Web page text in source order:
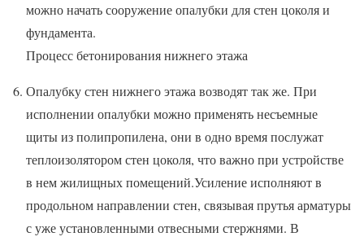
можно начать сооружение опалубки для стен цоколя и
фундамента.
Процесс бетонирования нижнего этажа
Опалубку стен нижнего этажа возводят так же. При
исполнении опалубки можно применять несъемные
щиты из полипропилена, они в одно время послужат
теплоизолятором стен цоколя, что важно при устройстве
в нем жилищных помещений.Усиление исполняют в
продольном направлении стен, связывая прутья арматуры
с уже установленными отвесными стержнями. В